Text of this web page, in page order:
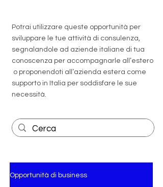
Potrai utilizzare queste opportunità per
sviluppare le tue attività di consulenza,
segnalandole ad aziende italiane di tua
conoscenza per accompagnarle all’estero
o proponendoti all’azienda estera come
supporto in Italia per soddisfare le sue
necessità.
Opportunità di business